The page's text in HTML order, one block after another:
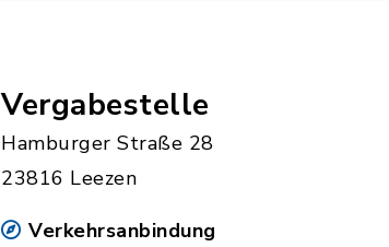
Vergabestelle
Hamburger Straße 28
23816 Leezen
Verkehrsanbindung